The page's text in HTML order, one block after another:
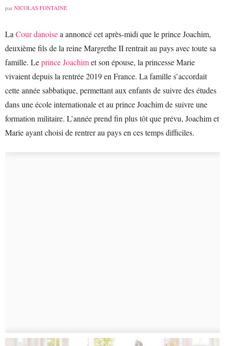
par NICOLAS FONTAINE
La Cour danoisea annoncé cet après-midi que le prince Joachim,
deuxième fils de la reine Margrethe II rentrait au pays avec toute sa
famille. Leprince Joachimet son épouse, la princesse Marie
vivaient depuis la rentrée 2019 en France. La famille s’accordait
cette année sabbatique, permettant aux enfants de suivre des études
dans une école internationale et au prince Joachim de suivre une
formation militaire. L’année prend fin plus tôt que prévu, Joachim et
Marie ayant choisi de rentrer au pays en ces temps difficiles.